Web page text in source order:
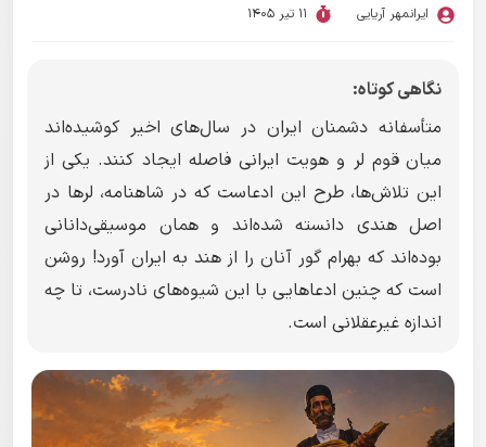
ایرانمهر آریایی 11 تیر 1405
نگاهی کوتاه:
متأسفانه دشمنان ایران در سال‌های اخیر کوشیده‌اند
میان قوم لر و هویت ایرانی فاصله ایجاد کنند. یکی از
این تلاش‌ها، طرح این ادعاست که در شاهنامه، لرها در
اصل هندی دانسته شده‌اند و همان موسیقی‌دانانی
بوده‌اند که بهرام گور آنان را از هند به ایران آورد! روشن
است که چنین ادعاهایی با این شیوه‌های نادرست، تا چه
اندازه غیرعقلانی است.